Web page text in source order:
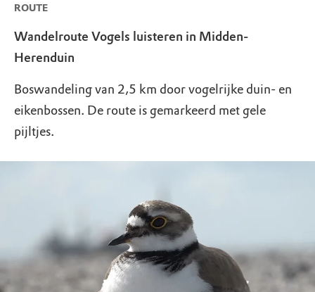
ROUTE
Wandelroute Vogels luisteren in Midden-
Herenduin
Boswandeling van 2,5 km door vogelrijke duin- en
eikenbossen. De route is gemarkeerd met gele
pijltjes.